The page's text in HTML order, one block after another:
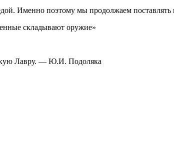
Именно поэтому мы продолжаем
складывают оружие»
Лавру. — Ю.И. Подоляка